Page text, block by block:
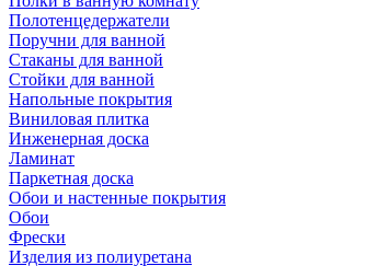
Полотенцедержатели
Поручни для ванной
Стаканы для ванной
Стойки для ванной
Напольные покрытия
Виниловая плитка
Инженерная доска
Ламинат
Паркетная доска
Обои и настенные покрытия
Обои
Фрески
Изделия из полиуретана